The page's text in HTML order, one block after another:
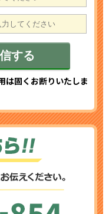
は固くお断りいたしま